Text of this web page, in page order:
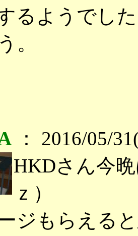
るようでし
。
： 2016/05/
HKDさん今
ｚ）
ジもらえる